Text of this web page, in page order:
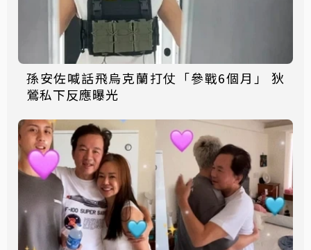
孫安佐喊話飛烏克蘭打仗「參戰6個月」 狄
鶯私下反應曝光